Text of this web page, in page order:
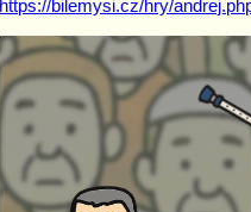
https://bilemysi.cz/hry/